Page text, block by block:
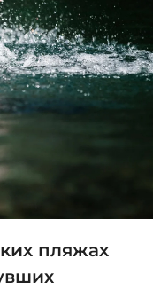
пляжах